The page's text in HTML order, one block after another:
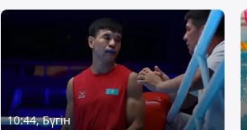
10:44, Бүгін